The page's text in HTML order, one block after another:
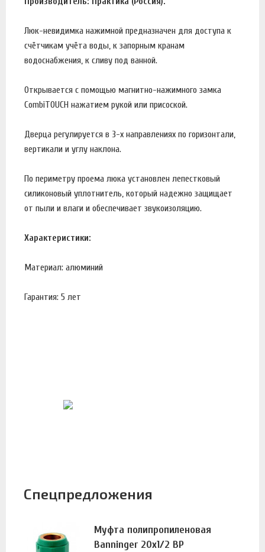
Люк-невидимка нажимной предназначен для доступа к
счётчикам учёта воды, к запорным кранам
водоснабжения, к сливу под ванной.
Открывается с помощью магнитно-нажимного замка
CombiTOUCH нажатием рукой или присоской.
Дверца регулируется в 3-х направлениях по горизонтали,
вертикали и углу наклона.
По периметру проема люка установлен лепестковый
силиконовый уплотнитель, который надежно защищает
от пыли и влаги и обеспечивает звукоизоляцию.
Характеристики:
Материал: алюминий
Гарантия: 5 лет
Спецпредложения
Муфта полипропиленовая
Banninger 20х1/2 ВР